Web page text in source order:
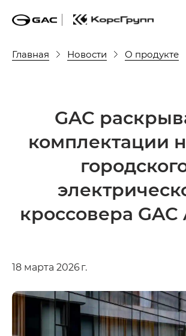
Главная Новости О продукте
GAC
комплектации
кроссовера GAC
18 марта 2026 г.